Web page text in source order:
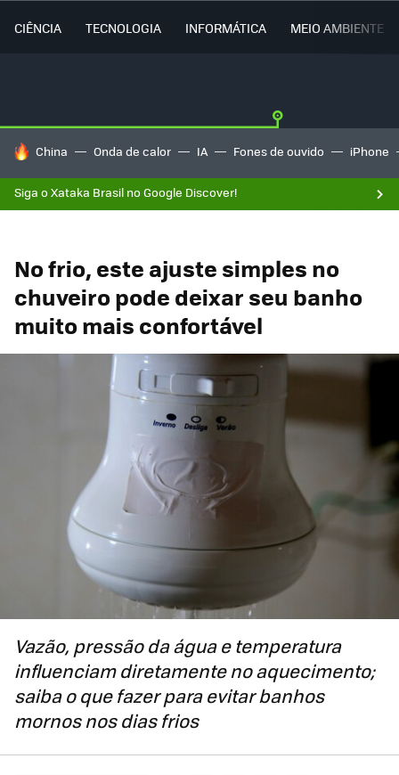
CIÊNCIA TECNOLOGIA INFORMÁTICA MEIO AMBIENTE
TENDÊNCIAS DO DIA
China Onda de calor IA Fones de ouvido iPhone
Siga o Xataka Brasil no Google Discover!
No frio, este ajuste simples no
chuveiro pode deixar seu banho
muito mais confortável
Vazão, pressão da água e temperatura
influenciam diretamente no aquecimento;
saiba o que fazer para evitar banhos
mornos nos dias frios